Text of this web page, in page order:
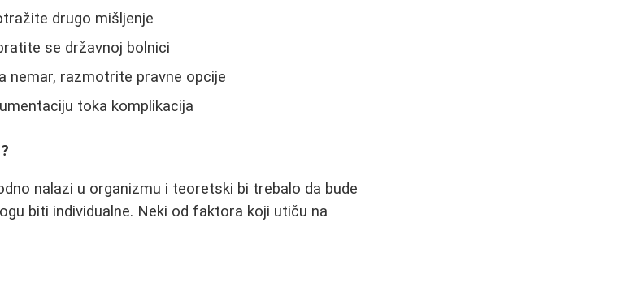
drugo mišljenje
se državnoj bolnici
nemar, razmotrite pravne opcije
toka komplikacija
nalazi u organizmu i teoretski bi trebalo da bude
biti individualne. Neki od faktora koji utiču na